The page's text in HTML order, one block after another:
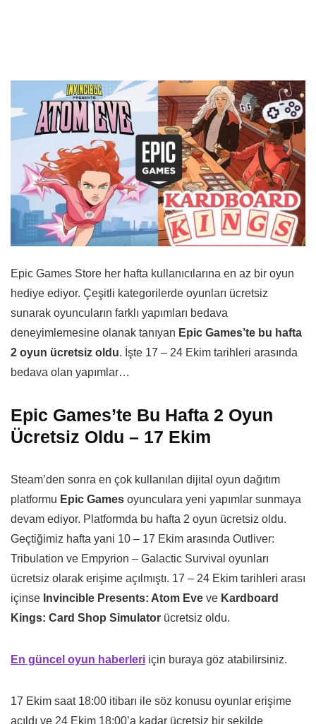
Epic Games Store her hafta kullanıcılarına en az bir oyun
hediye ediyor. Çeşitli kategorilerde oyunları ücretsiz
sunarak oyuncuların farklı yapımları bedava
deneyimlemesine olanak tanıyan Epic Games’te bu hafta
2 oyun ücretsiz oldu. İşte 17 – 24 Ekim tarihleri arasında
bedava olan yapımlar…
Epic Games’te Bu Hafta 2 Oyun
Ücretsiz Oldu – 17 Ekim
Steam’den sonra en çok kullanılan dijital oyun dağıtım
platformu Epic Games oyunculara yeni yapımlar sunmaya
devam ediyor. Platformda bu hafta 2 oyun ücretsiz oldu.
Geçtiğimiz hafta yani 10 – 17 Ekim arasında Outliver:
Tribulation ve Empyrion – Galactic Survival oyunları
ücretsiz olarak erişime açılmıştı. 17 – 24 Ekim tarihleri arası
içinse Invincible Presents: Atom Eve ve Kardboard
Kings: Card Shop Simulator ücretsiz oldu.
En güncel oyun haberleri için buraya göz atabilirsiniz.
17 Ekim saat 18:00 itibarı ile söz konusu oyunlar erişime
açıldı ve 24 Ekim 18:00’a kadar ücretsiz bir şekilde